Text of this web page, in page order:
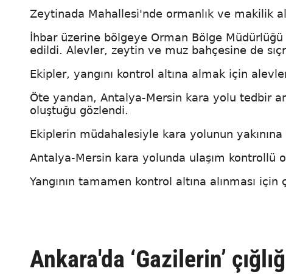
Zeytinada Mahallesi'nde ormanlık ve makilik
İhbar üzerine bölgeye Orman Bölge
edildi. Alevler, zeytin ve muz bahçesine de
Ekipler, yangını kontrol altına almak için
Öte yandan, Antalya-Mersin kara yolu tedbir
oluştuğu gözlendi.
Ekiplerin müdahalesiyle kara yolunun
Antalya-Mersin kara yolunda ulaşım kontrollü
Yangının tamamen kontrol altına alınması için
Ankara'da ‘Gazilerin’